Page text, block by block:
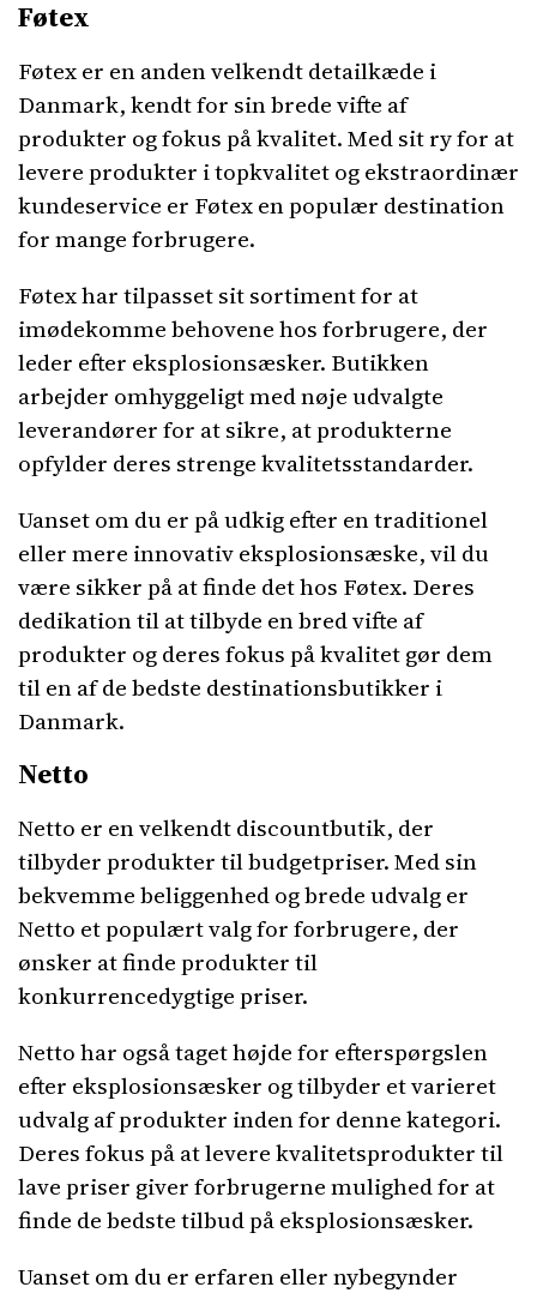
Føtex
Føtex er en anden velkendt detailkæde i
Danmark, kendt for sin brede vifte af
produkter og fokus på kvalitet. Med sit ry for at
levere produkter i topkvalitet og ekstraordinær
kundeservice er Føtex en populær destination
for mange forbrugere.
Føtex har tilpasset sit sortiment for at
imødekomme behovene hos forbrugere, der
leder efter eksplosionsæsker. Butikken
arbejder omhyggeligt med nøje udvalgte
leverandører for at sikre, at produkterne
opfylder deres strenge kvalitetsstandarder.
Uanset om du er på udkig efter en traditionel
eller mere innovativ eksplosionsæske, vil du
være sikker på at finde det hos Føtex. Deres
dedikation til at tilbyde en bred vifte af
produkter og deres fokus på kvalitet gør dem
til en af ​​de bedste destinationsbutikker i
Danmark.
Netto
Netto er en velkendt discountbutik, der
tilbyder produkter til budgetpriser. Med sin
bekvemme beliggenhed og brede udvalg er
Netto et populært valg for forbrugere, der
ønsker at finde produkter til
konkurrencedygtige priser.
Netto har også taget højde for efterspørgslen
efter eksplosionsæsker og tilbyder et varieret
udvalg af produkter inden for denne kategori.
Deres fokus på at levere kvalitetsprodukter til
lave priser giver forbrugerne mulighed for at
finde de bedste tilbud på eksplosionsæsker.
Uanset om du er erfaren eller nybegynder